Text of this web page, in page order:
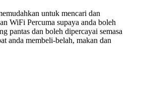
untuk mencari dan
WiFi Percuma supaya anda boleh
pantas dan boleh dipercayai semasa
anda membeli-belah, makan dan